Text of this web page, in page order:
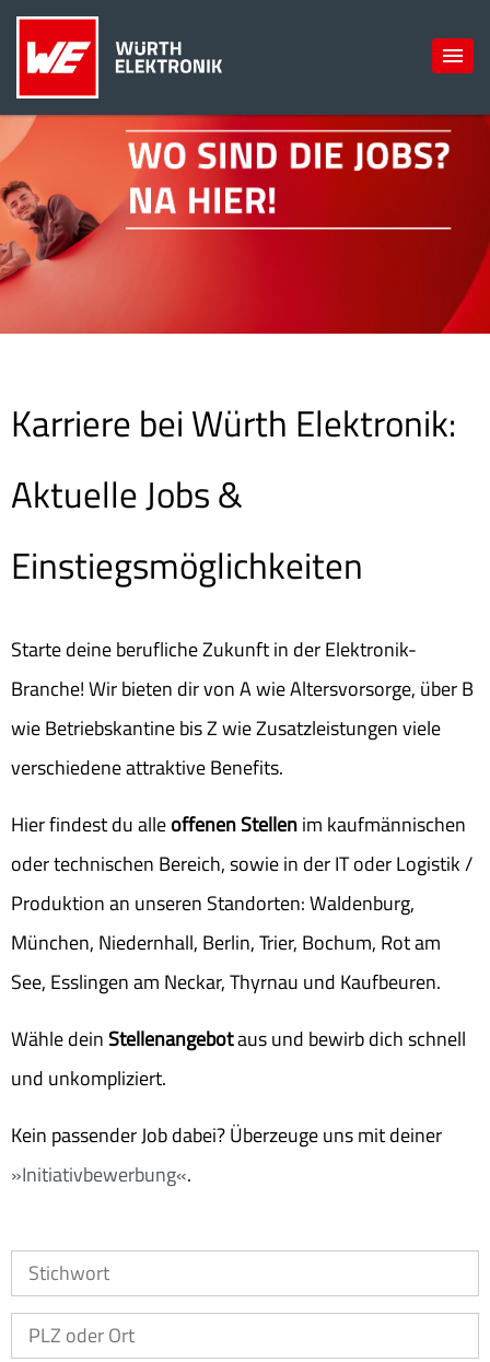
Karriere bei Würth Elektronik:
Aktuelle Jobs &
Einstiegsmöglichkeiten
Starte deine berufliche Zukunft in der Elektronik-
Branche! Wir bieten dir von A wie Altersvorsorge, über B
wie Betriebskantine bis Z wie Zusatzleistungen viele
verschiedene attraktive Benefits.
Hier findest du alleoffenen Stellenim kaufmännischen
oder technischen Bereich, sowie in der IT oder Logistik /
Produktion an unseren Standorten: Waldenburg,
München, Niedernhall, Berlin, Trier, Bochum, Rot am
See, Esslingen am Neckar, Thyrnau und Kaufbeuren.
Wähle deinStellenangebotaus und bewirb dich schnell
und unkompliziert.
Kein passender Job dabei? Überzeuge uns mit deiner
Initiativbewerbung .